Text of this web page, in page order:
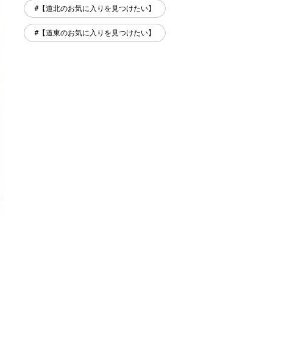
【道北のお気に入りを見つけたい】
【道東のお気に入りを見つけたい】